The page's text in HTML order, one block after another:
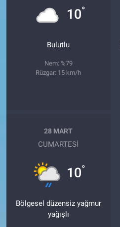
10°
Bulutlu
Nem: %79
Rüzgar: 15 km/h
28 MART
CUMARTESI
10°
Bölgesel düzensiz yağmur
yağışlı